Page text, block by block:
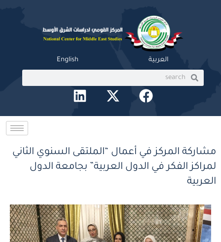
العربية English
Search
Search
F
a
c
o
X
t
t
r
L
i
n
e
d
i
مشاركة المركز في أعمال “الملتقى السنوي الثاني
لمراكز الفكر في الدول العربية” بجامعة الدول
العربية